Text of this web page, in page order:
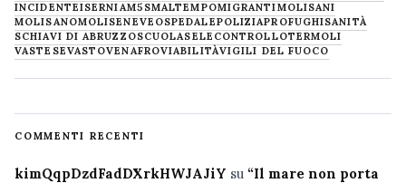
INCIDENTEISERNIAM5SMALTEMPOMIGRANTIMOLISANI
MOLISANOMOLISENEVE OSPEDALEPOLIZIAPROFUGHISANITÀ
SCHIAVI DI ABRUZZOSCUOLASELECONTROLLOTERMOLI
VASTESEVASTOVENAFROVIABILITÀVIGILI DEL FUOCO
COMMENTI RECENTI
kimQqpDzdFadDXrkHWJAJiY su “Il mare non porta